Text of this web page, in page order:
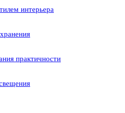
интерьера
практичности